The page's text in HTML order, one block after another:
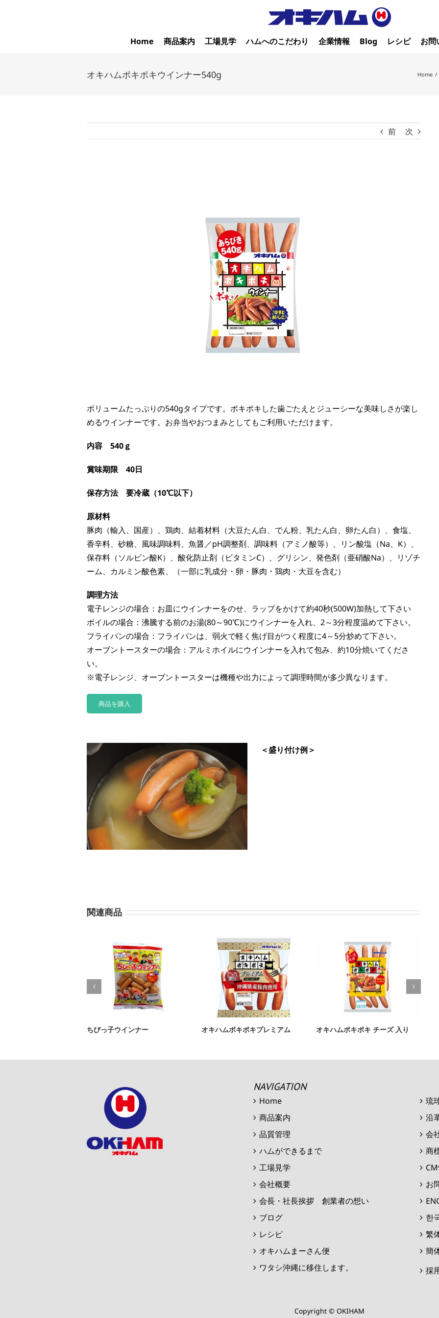
Home 商品案内 工場見学 ハムへのこだわり 企業情報 Blog レシピ お問
オキハムポキポキウインナー540g Home /
前 次
ボリュームたっぷりの540gタイプです。ポキポキした歯ごたえとジューシーな美味しさが楽し
めるウインナーです。 お弁当やおつまみとしてもご利用いただけます。
内容 540ｇ
賞味期限 40日
保存方法 要冷蔵（10℃以下）
原材料
豚肉（輸入、国産）、鶏肉、結着材料（大豆たん白、でん粉、乳たん白、卵たん白）、食塩、
香辛料、砂糖、風味調味料、魚醤／pH調整剤、調味料（アミノ酸等）、リン酸塩（Na、K）、
保存料（ソルビン酸K）、酸化防止剤（ビタミンC）、グリシン、発色剤（亜硝酸Na）、リゾチ
ーム、カルミン酸色素、（一部に乳成分・卵・豚肉・鶏肉・大豆を含む）
調理方法
電子レンジの場合：お皿にウインナーをのせ、ラップをかけて約40秒(500W)加熱して下さい
ボイルの場合：沸騰する前のお湯(80～90℃)にウインナーを入れ、2～3分程度温めて下さい。
フライパンの場合：フライパンは、弱火で軽く焦げ目がつく程度に4～5分炒めて下さい。
オーブントースターの場合：アルミホイルにウインナーを入れて包み、約10分焼いてくださ
い。
※電子レンジ、オーブントースターは機種や出力によって調理時間が多少異なります。
商品を購入
＜盛り付け例＞
関連商品
ちびっ子ウインナー オキハムポキポキプレミアム オキハムポキポキ チーズ 入り
NAVIGATION
Home
商品案内
品質管理
ハムができるまで
工場見学
会社概要
会長・社長挨拶 創業者の想い
ブログ
レシピ
オキハムまーさん便
ワタシ沖縄に移住します。
琉
沿
会
商
お
한
繁
簡
採
Copyright © OKIHAM